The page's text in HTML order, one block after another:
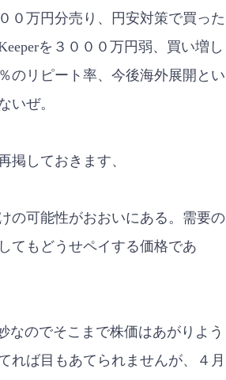
０万円分売り、円安対策で買った
を３０００万円弱、買い増し
のリピート率、今後海外展開とい
いぜ。
掲しておきます、
の可能性がおおいにある。需要の
てもどうせペイする価格であ
なのでそこまで株価はあがりよう
れば目もあてられませんが、４月